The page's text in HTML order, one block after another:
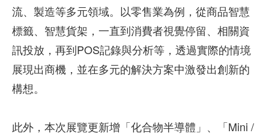
流、製造等多元領域。以零售業為例，從商品智慧
標籤、智慧貨架，一直到消費者視覺停留、相關資
訊投放，再到POS記錄與分析等，透過實際的情境
展現出商機，並在多元的解決方案中激發出創新的
構想。
此外，本次展覽更新增「化合物半導體」、「Mini /